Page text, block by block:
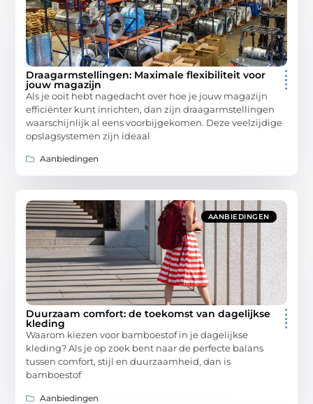
Draagarmstellingen: Maximale flexibiliteit voor
jouw magazijn
Als je ooit hebt nagedacht over hoe je jouw magazijn
efficiënter kunt inrichten, dan zijn draagarmstellingen
waarschijnlijk al eens voorbijgekomen. Deze veelzijdige
opslagsystemen zijn ideaal
Aanbiedingen
AANBIEDINGEN
Duurzaam comfort: de toekomst van dagelijkse
kleding
Waarom kiezen voor bamboestof in je dagelijkse
kleding? Als je op zoek bent naar de perfecte balans
tussen comfort, stijl en duurzaamheid, dan is
bamboestof
Aanbiedingen